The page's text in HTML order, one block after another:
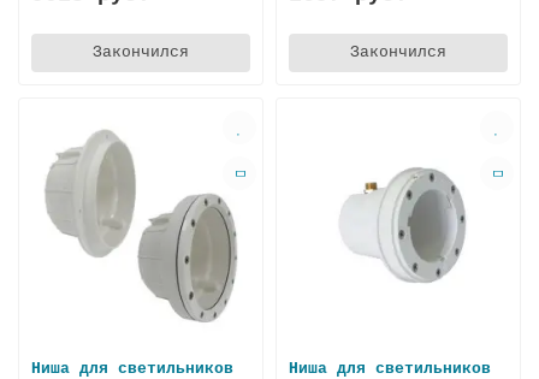
Закончился Закончился
Ниша для светильников
Ниша для светильников